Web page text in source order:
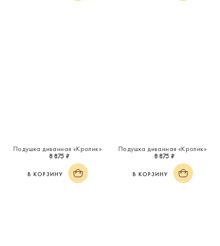
Подушка диванная «Кролик»
8 875 ₽
В КОРЗИНУ
Подушка диванная «Кролик»
8 875 ₽
В КОРЗИНУ